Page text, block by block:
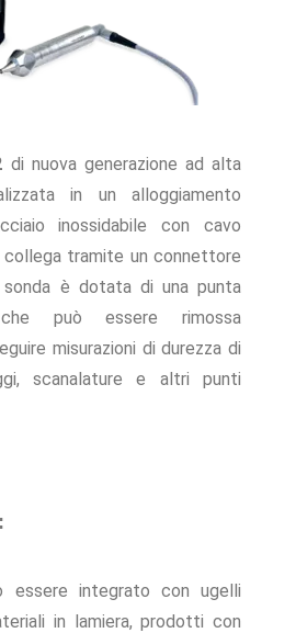
di nuova generazione ad alta
in un alloggiamento
inossidabile con cavo
tramite un connettore
è dotata di una punta
che può essere rimossa
misurazioni di durezza di
scanalature e altri punti
essere integrato con ugelli
in lamiera, prodotti con